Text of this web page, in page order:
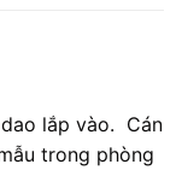
lắp vào. Cán
trong phòng